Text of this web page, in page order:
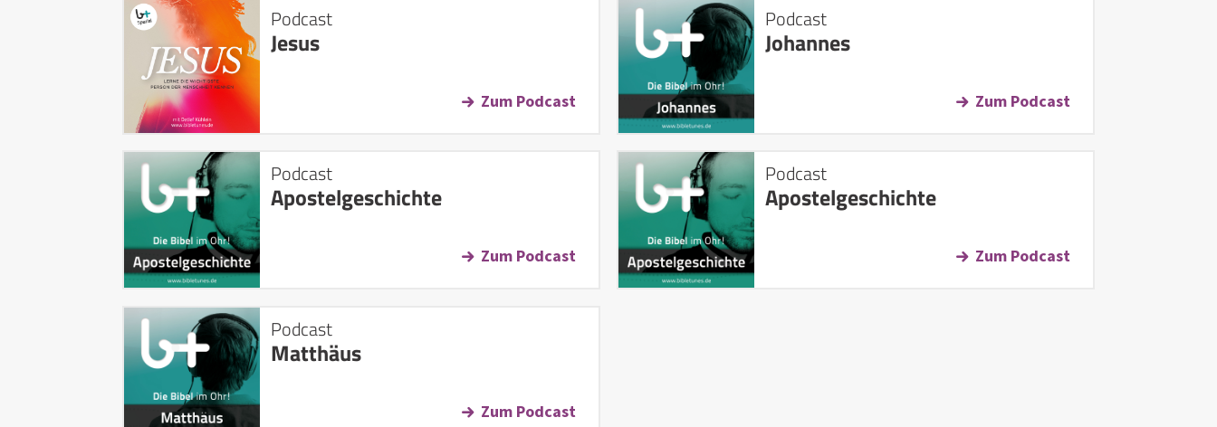
Podcast
Jesus
Zum Podcast
Podcast
Johannes
Zum Podcast
Podcast
Apostelgeschichte
Zum Podcast
Podcast
Apostelgeschichte
Zum Podcast
Podcast
Matthäus
Zum Podcast